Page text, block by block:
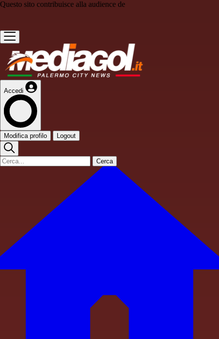
Questo sito contribuisce alla audience de
Accedi
Modifica profilo Logout
Cerca